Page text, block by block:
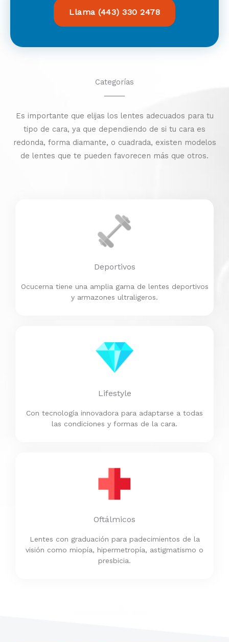
Llama (443) 330 2478
Categorías
Es importante que elijas los lentes adecuados para tu
tipo de cara, ya que dependiendo de si tu cara es
redonda, forma diamante, o cuadrada, existen modelos
de lentes que te pueden favorecen más que otros.
Deportivos
Ocucerna tiene una amplia gama de lentes deportivos
y armazones ultraligeros.
Lifestyle
Con tecnología innovadora para adaptarse a todas
las condiciones y formas de la cara.
Oftálmicos
Lentes con graduación para padecimientos de la
visión como miopía, hipermetropía, astigmatismo o
presbicia.